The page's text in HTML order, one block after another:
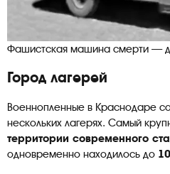
Фашистская машина смерти —
Город лагерей
Военнопленные в Краснодаре
нескольких лагерях. Самый
территории современного
одновременно находилось до